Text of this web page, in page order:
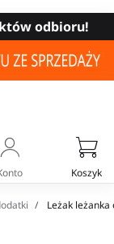
odbioru!
Koszyk
Leżak leżanka